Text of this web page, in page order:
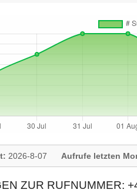
2026-8-07 Aufrufe letzten
ZUR RUFNUMMER: